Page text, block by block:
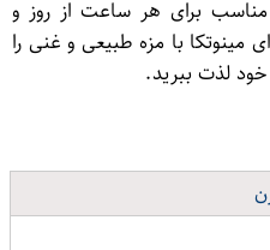
برای هر ساعت از روز و
مینوتکا با مزه طبیعی و غنی را
لذت ببرید.